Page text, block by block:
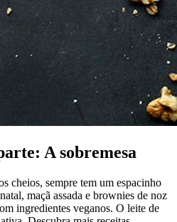
A sobremesa
cheios, sempre tem um espacinho
maçã assada e brownies de noz
ingredientes veganos. O leite de